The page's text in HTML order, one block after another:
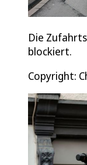
Die
blockiert.
Copyright: